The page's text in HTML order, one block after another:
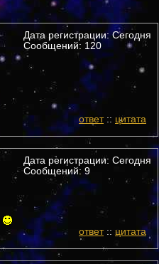
Дата регистрации: Сегодня
Сообщений: 120
ответ:: цитата
Дата регистрации: Сегодня
Сообщений: 9
ответ:: цитата